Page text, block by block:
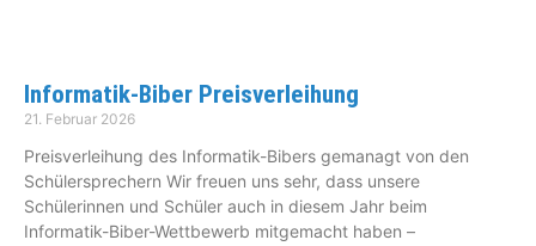
Informatik-Biber Preisverleihung
21. Februar 2026
Preisverleihung des Informatik-Bibers gemanagt von den
Schülersprechern Wir freuen uns sehr, dass unsere
Schülerinnen und Schüler auch in diesem Jahr beim
Informatik-Biber-Wettbewerb mitgemacht haben –